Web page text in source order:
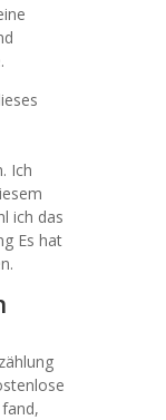
Ich
ich das
Es hat